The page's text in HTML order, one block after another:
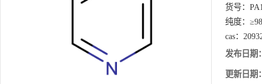
货号：
纯度：
cas：
发布日期
更新日期